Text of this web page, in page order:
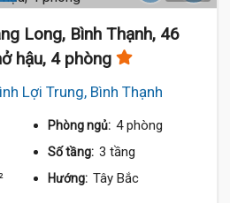
Long, Bình Thạnh, 46
hậu, 4 phòng
Lợi Trung, Bình Thạnh
Phòng ngủ: 4 phòng
Số tầng: 3 tầng
Hướng: Tây Bắc